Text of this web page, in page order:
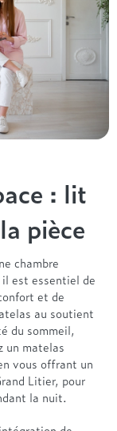
: lit
pièce
chambre
est essentiel de
et de
au soutient
du sommeil,
un matelas
vous offrant un
Litier, pour
la nuit.